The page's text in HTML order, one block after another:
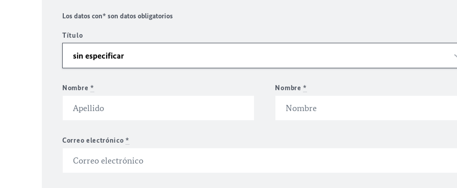
Los datos con* son datos obligatorios
Título
Nombre * Nombre*
Correo electrónico*